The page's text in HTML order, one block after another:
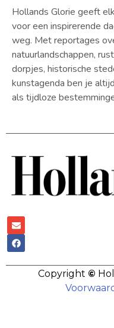
Hollands Glorie geeft
voor een inspirerende
weg. Met reportages
natuurlandschappen,
dorpjes, historische
kunstagenda ben je
als tijdloze
Copyright ©